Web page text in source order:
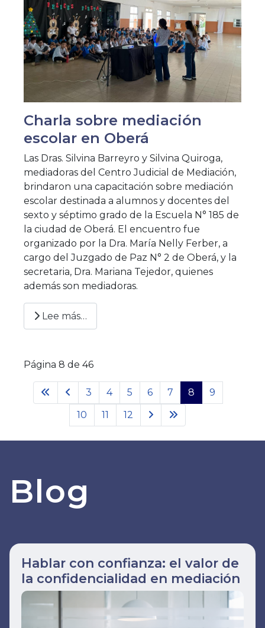
Charla sobre mediación
escolar en Oberá
Las Dras. Silvina Barreyro y Silvina Quiroga,
mediadoras del Centro Judicial de Mediación,
brindaron una capacitación sobre mediación
escolar destinada a alumnos y docentes del
sexto y séptimo grado de la Escuela N° 185 de
la ciudad de Oberá. El encuentro fue
organizado por la Dra. María Nelly Ferber, a
cargo del Juzgado de Paz N° 2 de Oberá, y la
secretaria, Dra. Mariana Tejedor, quienes
además son mediadoras.
Lee más…
Página 8 de 46
3 4 5 6 7 8
9
10
11 12
Blog
Hablar con confianza: el valor de
la confidencialidad en mediación